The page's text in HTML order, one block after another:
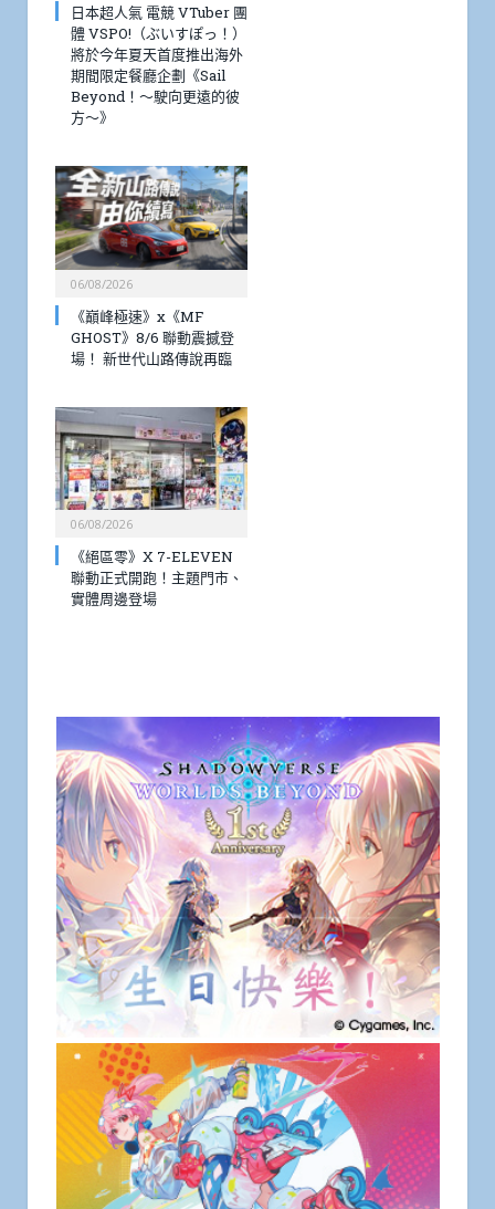
日本超人氣 電競 VTuber 團
體 VSPO!（ぶいすぽっ！）
將於今年夏天首度推出海外
期間限定餐廳企劃《Sail
Beyond！～駛向更遠的彼
方～》
06/08/2026
《巔峰極速》x《MF
GHOST》8/6 聯動震撼登
場！ 新世代山路傳說再臨
06/08/2026
《絕區零》X 7-ELEVEN
聯動正式開跑！主題門市、
實體周邊登場